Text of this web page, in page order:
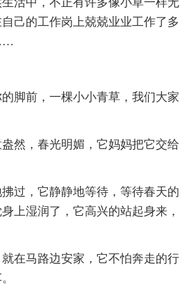
己的工作岗上兢兢业业工作了多
脚前，一棵小小青草，我们大家
然，春光明媚，它妈妈把它交给
过，它静静地等待，等待春天的
上湿润了，它高兴的站起身来，
在马路边安家，它不怕奔走的行